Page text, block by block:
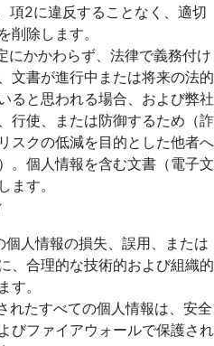
項2に違反することなく、適切
削除します。
にかかわらず、法律で義務付け
文書が進行中または将来の法的
ると思われる場合、および弊社
行使、または防御するため（詐
スクの低減を目的とした他者へ
。個人情報を含む文書（電子文
ます。
個人情報の損失、誤用、または
、合理的な技術的および組織的
す。
れたすべての個人情報は、安全
びファイアウォールで保護され